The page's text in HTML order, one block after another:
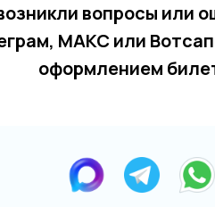
вопросы или
MAКС или
оформлением